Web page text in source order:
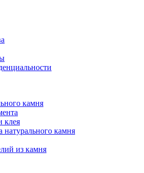
камня
клея
натурального камня
из камня